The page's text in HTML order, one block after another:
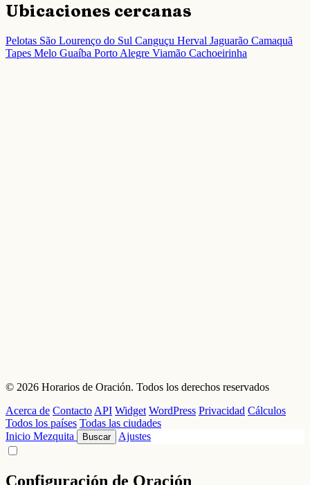
Ubicaciones cercanas
Pelotas São Lourenço do Sul Canguçu Herval Jaguarão Camaquã
Tapes Melo Guaíba Porto Alegre Viamão Cachoeirinha
© 2026 Horarios de Oración. Todos los derechos reservados
Acerca de Contacto API Widget WordPress Privacidad Cálculos
Todos los países Todas las ciudades
Inicio Mezquita Buscar Ajustes
Configuración de Oración